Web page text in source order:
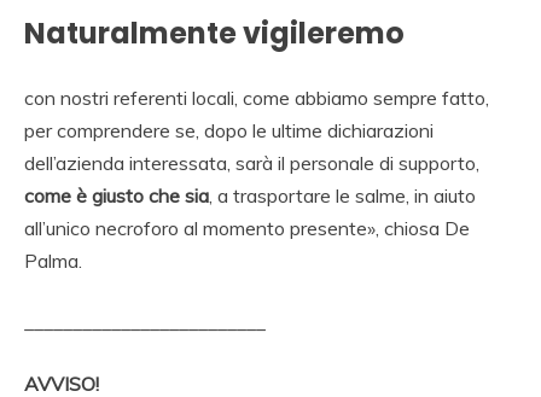
Naturalmente vigileremo
con nostri referenti locali, come abbiamo sempre fatto,
per comprendere se, dopo le ultime dichiarazioni
dell’azienda interessata, sarà il personale di supporto,
come è giusto che sia, a trasportare le salme, in aiuto
all’unico necroforo al momento presente», chiosa De
Palma.
AVVISO!